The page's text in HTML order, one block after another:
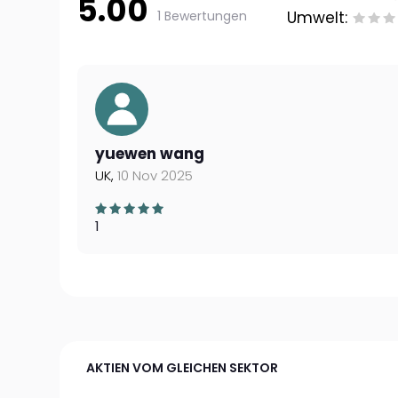
5.00 1 Bewertungen
Umwelt:
yuewen wang
UK,10 Nov 2025
1
AKTIEN VOM GLEICHEN SEKTOR